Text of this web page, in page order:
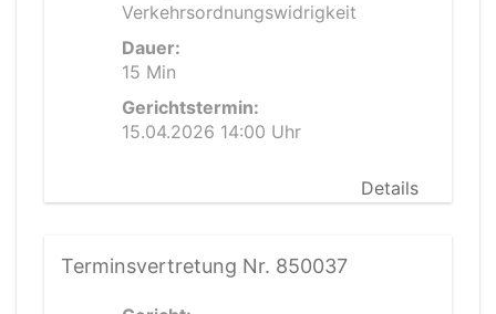
Verkehrsordnungswidrigkeit
Dauer:
15 Min
Gerichtstermin:
15.04.2026 14:00 Uhr
Details
Terminsvertretung Nr. 850037